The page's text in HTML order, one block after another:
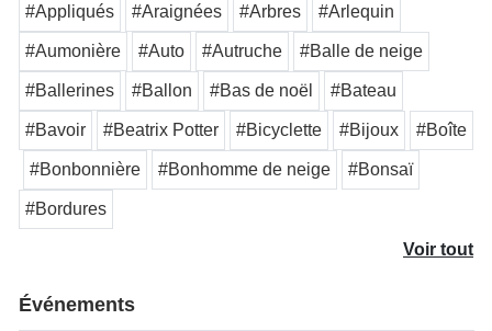
#Appliqués #Araignées #Arbres #Arlequin
#Aumonière #Auto #Autruche #Balle de neige
#Ballerines #Ballon #Bas de noël #Bateau
#Bavoir #Beatrix Potter #Bicyclette #Bijoux #Boîte
#Bonbonnière #Bonhomme de neige #Bonsaï
#Bordures
Voir tout
Événements